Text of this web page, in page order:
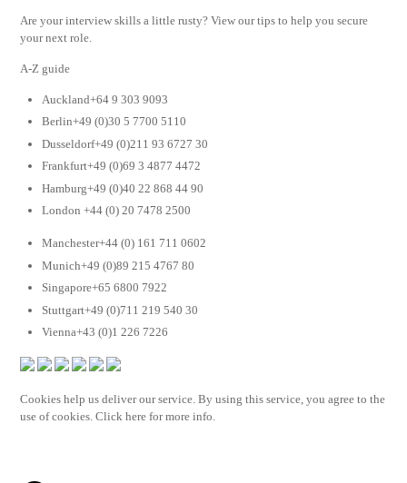
Are your interview skills a little rusty? View our tips to help you secure
your next role.
A-Z guide
Auckland+64 9 303 9093
Berlin+49 (0)30 5 7700 5110
Dusseldorf+49 (0)211 93 6727 30
Frankfurt+49 (0)69 3 4877 4472
Hamburg+49 (0)40 22 868 44 90
London +44 (0) 20 7478 2500
Manchester+44 (0) 161 711 0602
Munich+49 (0)89 215 4767 80
Singapore+65 6800 7922
Stuttgart+49 (0)711 219 540 30
Vienna+43 (0)1 226 7226
Cookies help us deliver our service. By using this service, you agree to the
use of cookies. Click here for more info.